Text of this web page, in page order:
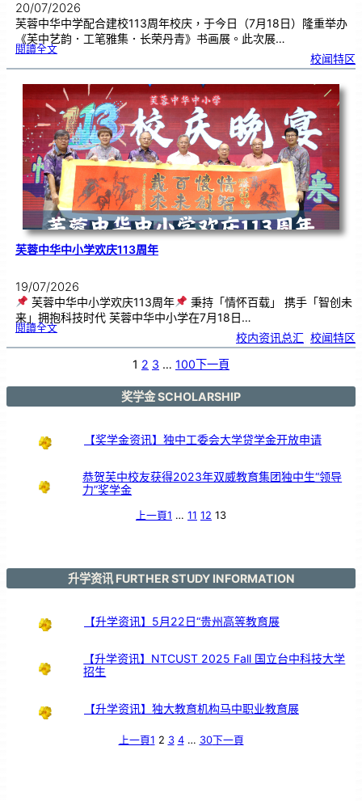
20/07/2026
芙蓉中华中学配合建校113周年校庆，于今日（7月18日）隆重举办
《芙中艺韵．工笔雅集．长荣丹青》书画展。此次展…
閱讀全文:《
中
艺
．
工
笔
雅
集
．
长
荣
丹
青
》
书
画
展
开
幕
校闻特区
芙蓉中华中小学欢庆113周年
19/07/2026
芙蓉中华中小学欢庆113周年
秉持「情怀百载」 携手「智创未
来」拥抱科技时代 芙蓉中华中小学在7月18日…
閱讀全文:芙
华
1
年
校内资讯总汇 校闻特区
1 2 3 … 100下一頁
奖学金 SCHOLARSHIP
【奖学金资讯】独中工委会大学贷学金开放申请
恭贺芙中校友获得2023年双威教育集团独中生“领导
力”奖学金
上一頁1 … 11 12 13
升学资讯 FURTHER STUDY INFORMATION
【升学资讯】5月22日“贵州高等教育展
【升学资讯】NTCUST 2025 Fall 国立台中科技大学
招生
【升学资讯】独大教育机构马中职业教育展
上一頁1 2 3 4 … 30下一頁